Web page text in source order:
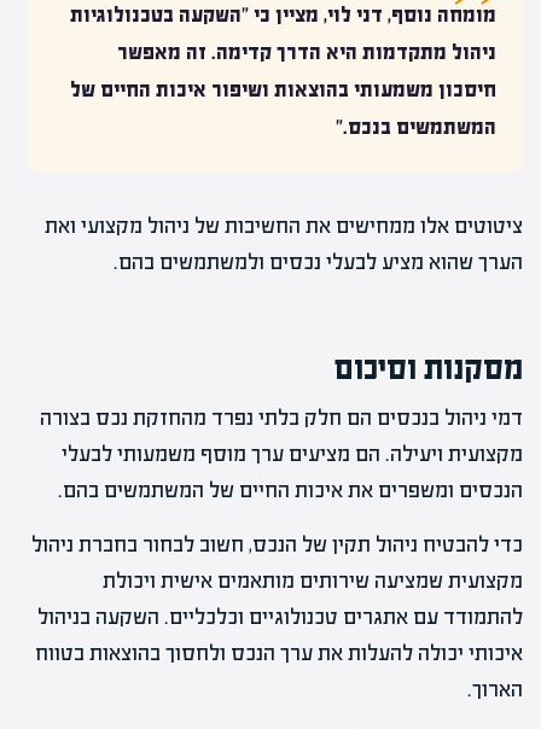
מומחה נוסף, דני לוי, מציין כי "השקעה בטכנולוגיות
ניהול מתקדמות היא הדרך קדימה. זה מאפשר
חיסכון משמעותי בהוצאות ושיפור איכות החיים של
המשתמשים בנכס."
ציטוטים אלו ממחישים את החשיבות של ניהול מקצועי ואת
הערך שהוא מציע לבעלי נכסים ולמשתמשים בהם.
מסקנות וסיכום
דמי ניהול בנכסים הם חלק בלתי נפרד מהחזקת נכס בצורה
מקצועית ויעילה. הם מציעים ערך מוסף משמעותי לבעלי
הנכסים ומשפרים את איכות החיים של המשתמשים בהם.
כדי להבטיח ניהול תקין של הנכס, חשוב לבחור בחברת ניהול
מקצועית שמציעה שירותים מותאמים אישית ויכולת
להתמודד עם אתגרים טכנולוגיים וכלכליים. השקעה בניהול
איכותי יכולה להעלות את ערך הנכס ולחסוך בהוצאות בטווח
הארוך.